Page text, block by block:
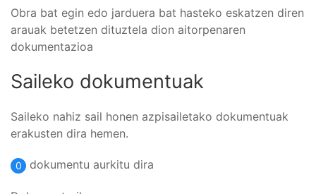
Obra bat egin edo jarduera bat hasteko eskatzen diren
arauak betetzen dituztela dion aitorpenaren
dokumentazioa
Saileko dokumentuak
Saileko nahiz sail honen azpisailetako dokumentuak
erakusten dira hemen.
0 dokumentu aurkitu dira